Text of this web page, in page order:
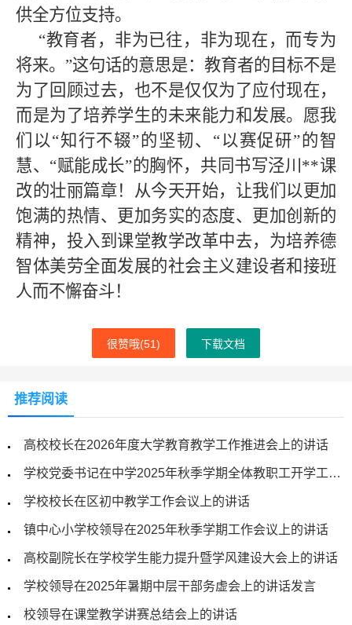
供全方位支持。
“教育者，非为已往，非为现在，而专为
将来。 ”这句话的意思是：教育者的目标不是
为了回顾过去，也不是仅仅为了应付现在，
而是为了培养学生的未来能力和发展。愿我
们以“知行不辍”的坚韧、 “以赛促研”的智
慧、 “赋能成长”的胸怀，共同书写泾川 **课
改的壮丽篇章！从今天开始，让我们以更加
饱满的热情、更加务实的态度、更加创新的
精神，投入到课堂教学改革中去，为培养德
智体美劳全面发展的社会主义建设者和接班
人而不懈奋斗！
很赞哦(51) 下载文档
推荐阅读
高校校长在2026年度大学教育教学工作推进会上的讲话
学校党委书记在中学2025年秋季学期全体教职工开学工作会议上的讲话
学校校长在区初中教学工作会议上的讲话
镇中心小学校领导在2025年秋季学期工作会议上的讲话
高校副院长在学校学生能力提升暨学风建设大会上的讲话
学校领导在2025年暑期中层干部务虚会上的讲话发言
校领导在课堂教学讲赛总结会上的讲话